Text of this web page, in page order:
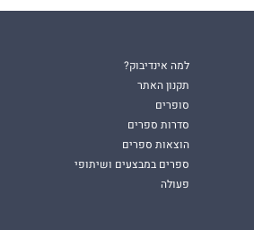
למה אינדיבוק?
תקנון האתר
סופרים
סדרות ספרים
הוצאות ספרים
ספרים במבצעים ושיתופי
פעולה